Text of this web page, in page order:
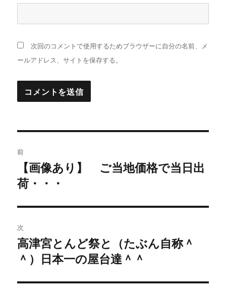
次回のコメントで使用するためブラウザーに自分の名前、メ
ールアドレス、サイトを保存する。
稿
ナ
ビ
ゲ
ー
前
去
投
稿:
【画像あり】 ご当地価格で当日出
荷・・・
次
次
の
稿:
高津宮とんど祭と（たぶん自称＾
＾）日本一の屋台達＾＾